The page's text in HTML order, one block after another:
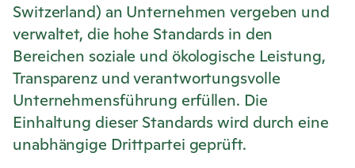
Switzerland) an Unternehmen vergeben und
verwaltet, die hohe Standards in den
Bereichen soziale und ökologische Leistung,
Transparenz und verantwortungsvolle
Unternehmensführung erfüllen. Die
Einhaltung dieser Standards wird durch eine
unabhängige Drittpartei geprüft.